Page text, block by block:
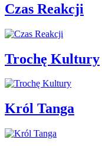
Czas Reakcji
Trochę Kultury
Król Tanga